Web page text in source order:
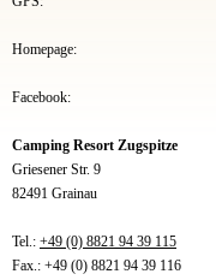
Homepage:
Facebook:
Camping Resort Zugspitze
Griesener Str. 9
82491 Grainau
Tel.: +49 (0) 8821 94 39 115
Fax.: +49 (0) 8821 94 39 116